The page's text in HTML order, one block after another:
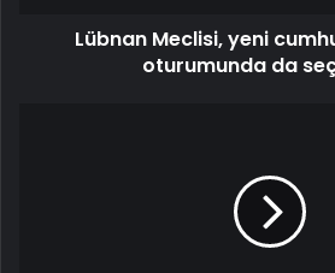
Lübnan Meclisi, yeni
oturumunda da